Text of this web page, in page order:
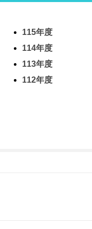
115年度
114年度
113年度
112年度